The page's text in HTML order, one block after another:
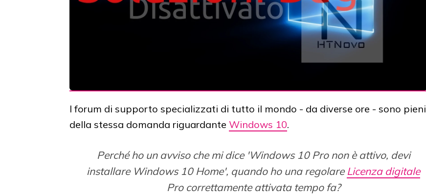
I forum di supporto specializzati di tutto il mondo - da diverse ore - sono pieni
della stessa domanda riguardante Windows 10.
Perché ho un avviso che mi dice 'Windows 10 Pro non è attivo, devi
installare Windows 10 Home', quando ho una regolare Licenza digitale
Pro correttamente attivata tempo fa?